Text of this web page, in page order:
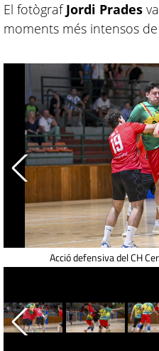
El fotògrafJordi Prades
moments més intensos
Acció defensiva del CH